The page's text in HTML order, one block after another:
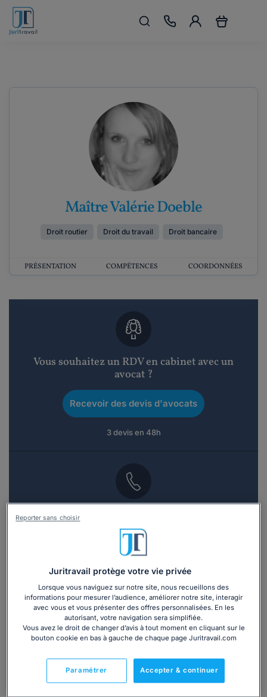
Maître Valérie Doeble
Droit routier Droit du travail Droit bancaire
PRÉSENTATION COMPÉTENCES COORDONNÉES
Vous souhaitez un RDV en cabinet avec un
avocat ?
Recevoir des devis d'avocats
3 devis en 48h
Vous souhaitez une consultation par
téléphone ?
Consulter immédiatement
ou appelez le01 75 75 42 33(8h à 21h du lundi au
vendredi)
Vous êtes avocat ?
Présentation
Juritravail protège votre vie privée
Lorsque vous naviguez sur notre site, nous recueillons des
informations pour mesurer l’audience, améliorer notre site, interagir
avec vous et vous présenter des offres personnalisées. En les
autorisant, votre navigation sera simplifiée.
Vous avez le droit de changer d’avis à tout moment en cliquant sur le
bouton cookie en bas à gauche de chaque page Juritravail.com
Accepter & continuer
Paramétrer
Reporter sans choisir